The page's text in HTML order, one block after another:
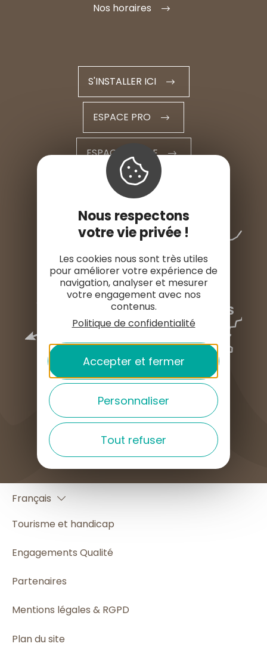
Nos horaires
S'INSTALLER ICI
ESPACE PRO
ESPACE PRESSE
Français
Español
Tourisme et handicap
Engagements Qualité
Partenaires
Mentions légales & RGPD
Plan du site
Nous respectons
votre vie privée !
Les cookies nous sont très utiles
pour améliorer votre expérience de
navigation, analyser et mesurer
votre engagement avec nos
contenus.
Politique de confidentialité
Accepter et fermer
Personnaliser
Tout refuser